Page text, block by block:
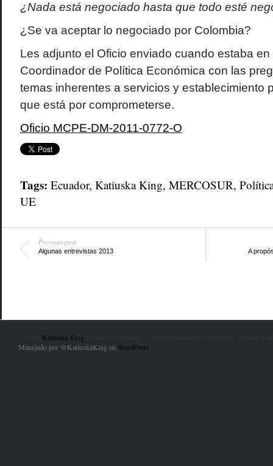
¿Nada está negociado hasta que todo esté
¿Se va aceptar lo negociado por Colombia?
Les adjunto el Oficio enviado cuando estaba en
Coordinador de Política Económica con las
temas inherentes a servicios y establecimiento
que está por comprometerse.
Oficio MCPE-DM-2011-0772-O
Tags: Ecuador, Katiuska King, MERCOSUR,
UE
Previous post
Algunas entrevistas 2013 A
Katiuska King
Manejado por @KatiuskaKing en WordPress